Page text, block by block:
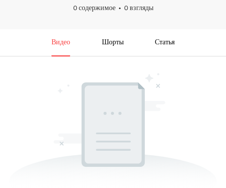
0 содержимое
0 взгляды
Видео Шорты Статья